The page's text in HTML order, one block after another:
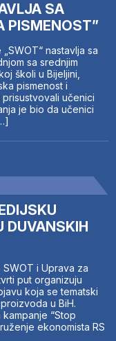
SA
PISMENOST”
nastavlja sa
sa srednjim
školi u Bijeljini,
pismenost i
učenici
je bio da učenici
DUVANSKIH
SWOT i Uprava za
put organizuju
koja se tematski
u BiH.
“Stop
ekonomista RS